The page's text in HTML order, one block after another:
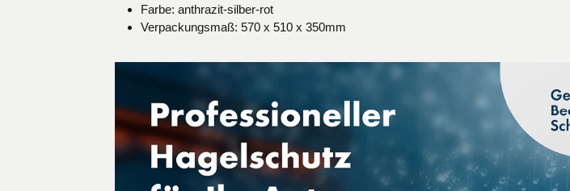
Farbe: anthrazit-silber-rot
Verpackungsmaß: 570 x 510 x 350mm